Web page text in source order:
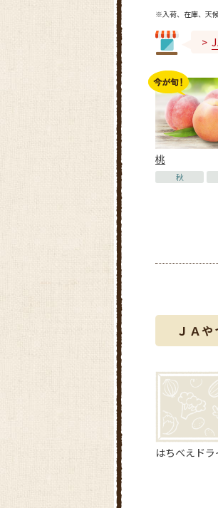
※入荷、在庫、天
桃
秋
ＪＡ
はちべえドラ